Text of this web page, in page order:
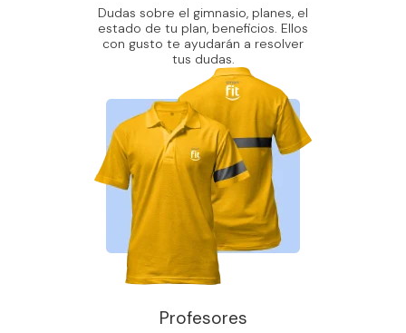
Dudas sobre el gimnasio, planes, el
estado de tu plan, beneficios. Ellos
con gusto te ayudarán a resolver
tus dudas.
Profesores